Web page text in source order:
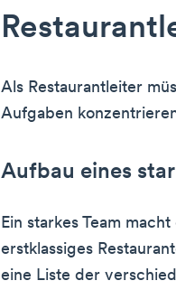
Als Restaurantleiter
Aufgaben
Aufbau eines
Ein starkes Team
erstklassiges
eine Liste der